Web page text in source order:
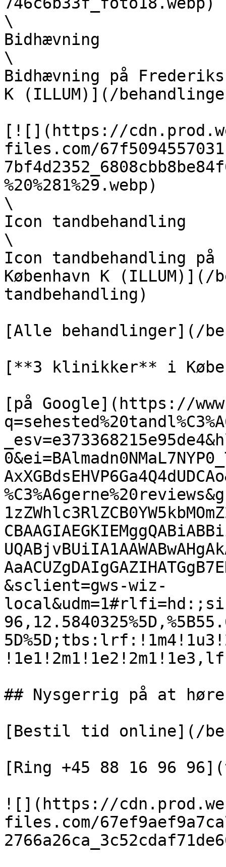
\
Bidhævning
\
Bidhævning på
K (ILLUM)](/
[![](https://
files.com/
%20%281%29.webp)
\
Icon tandbehandling
\
Icon tandbehandling
København K
tandbehandling)
[Alle behandlinger](/
[**3 klinikker** i
[på Google](https://
&sclient=gws-wiz-
## Nysgerrig på at høre
[Bestil tid online](/
[Ring +45 88 16 96
![](https://
files.com/